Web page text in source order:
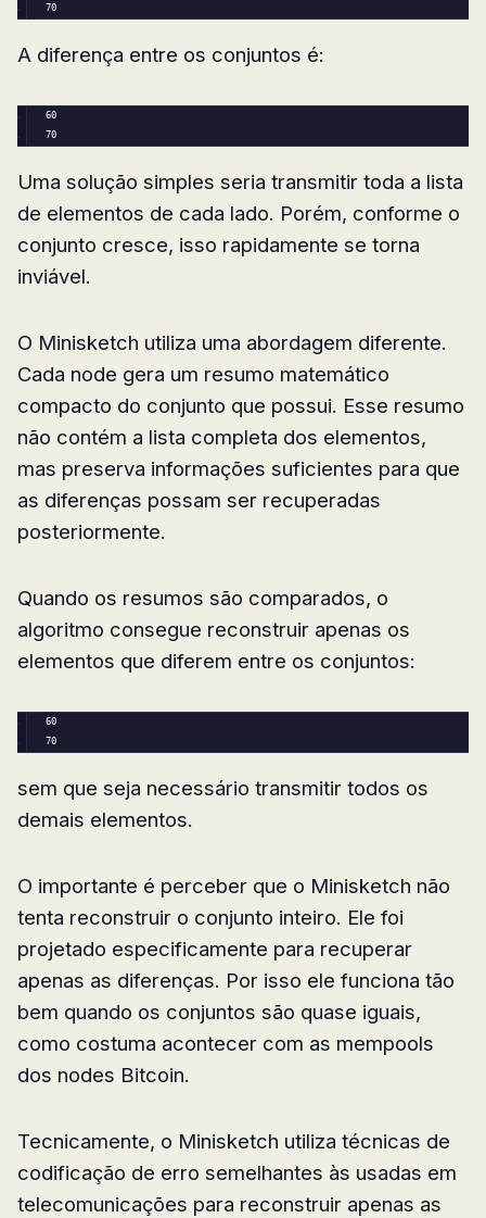
70
A diferença entre os conjuntos é:
60
70
Uma solução simples seria transmitir toda a lista
de elementos de cada lado. Porém, conforme o
conjunto cresce, isso rapidamente se torna
inviável.
O Minisketch utiliza uma abordagem diferente.
Cada node gera um resumo matemático
compacto do conjunto que possui. Esse resumo
não contém a lista completa dos elementos,
mas preserva informações suficientes para que
as diferenças possam ser recuperadas
posteriormente.
Quando os resumos são comparados, o
algoritmo consegue reconstruir apenas os
elementos que diferem entre os conjuntos:
60
70
sem que seja necessário transmitir todos os
demais elementos.
O importante é perceber que o Minisketch não
tenta reconstruir o conjunto inteiro. Ele foi
projetado especificamente para recuperar
apenas as diferenças. Por isso ele funciona tão
bem quando os conjuntos são quase iguais,
como costuma acontecer com as mempools
dos nodes Bitcoin.
Tecnicamente, o Minisketch utiliza técnicas de
codificação de erro semelhantes às usadas em
telecomunicações para reconstruir apenas as